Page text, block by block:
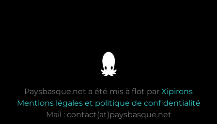
Paysbasque.net a été mis à flot par Xipirons
Mentions légales et politique de confidentialité
Mail : contact(at)paysbasque.net